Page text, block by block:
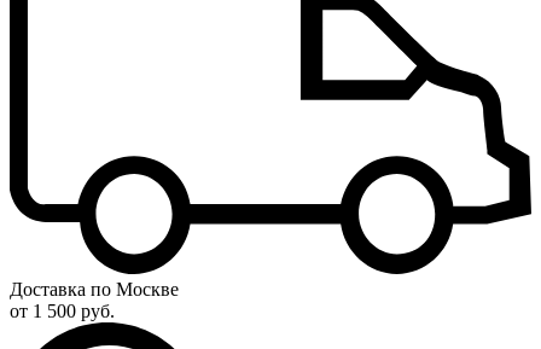
Доставка по Москве
от 1 500 руб.